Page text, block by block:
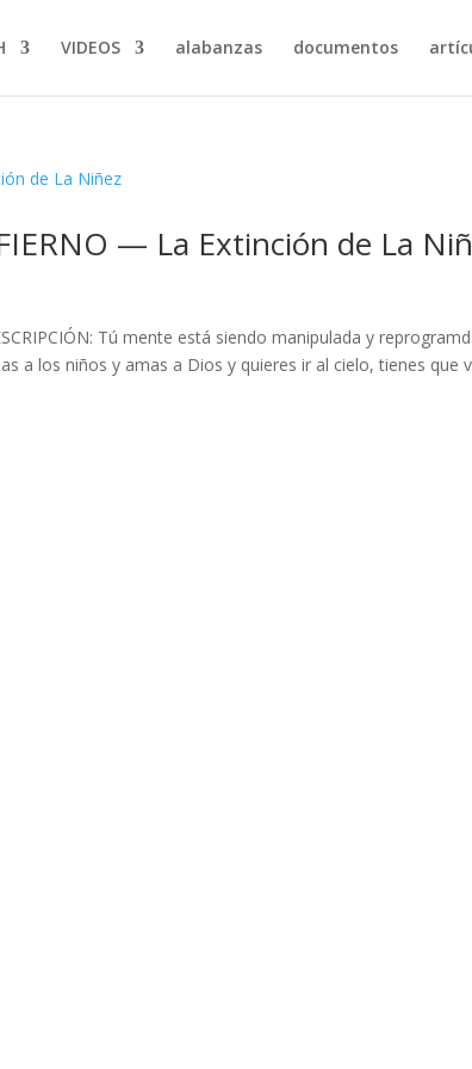
VIDEOS alabanzas documentos
— La Extinción de La
Tú mente está siendo manipulada y
a los niños y amas a Dios y quieres ir al cielo, tienes que